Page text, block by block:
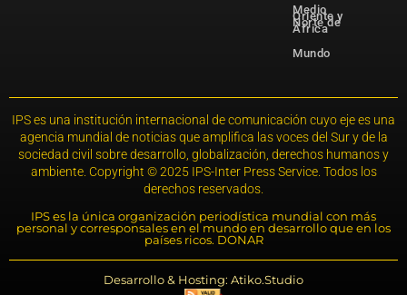
Medio
Oriente y
Norte de
África
Mundo
IPS es una institución internacional de comunicación cuyo eje es una
agencia mundial de noticias que amplifica las voces del Sur y de la
sociedad civil sobre desarrollo, globalización, derechos humanos y
ambiente. Copyright © 2025 IPS-Inter Press Service. Todos los
derechos reservados.
IPS es la única organización periodística mundial con más
personal y corresponsales en el mundo en desarrollo que en los
países ricos. DONAR
Desarrollo & Hosting: Atiko.Studio